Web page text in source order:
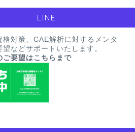
LINE
格対策、CAE解析に対するメンタ
望などサポートいたします。
ご要望はこちらまで